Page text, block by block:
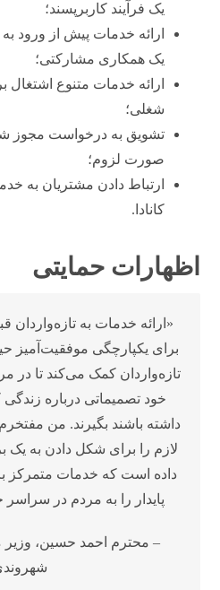
یک فرآیند کاربرپسند؛
ارائه خدمات پیش از ورود
یک همکاری مشارکتی؛
ارائه خدمات متنوع اشتغال
شغلی؛
تشویق به درخواست مجوز
صورت لزوم؛
ارتباط دادن مشتریان به
کانادا.
اظهارات حمایتی
«ارائه خدمات به تازه‌واردان
برای یکپارچگی موفقیت‌آمیز
تازه‌واردان کمک می‌کند تا در
خود تصمیماتی درباره زندگی
داشته باشند بگیرند. من
لازم را برای شکل دادن به یک
داده است که خدمات متمرکز
پایدار را به مردم در سراسر
– محترم احمد حسین، وزیر